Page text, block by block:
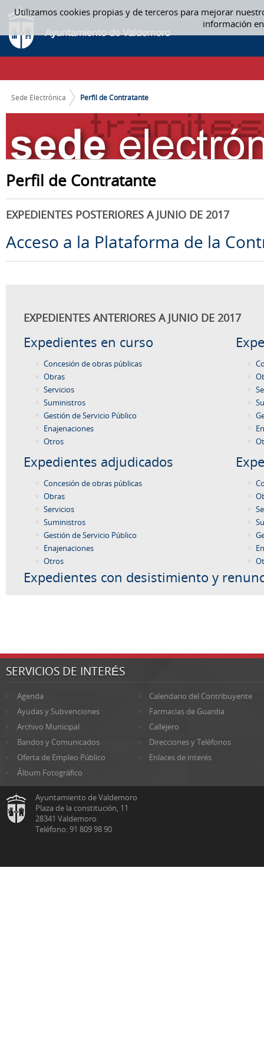
Utilizamos cookies propias y de terceros para mejorar
información
Saltar al contenido
PERFIL DE CONTRATANTE
CAMINO DE MIGAS
Sede Electrónica Perfil de Contratante
Perfil de Contratante
EXPEDIENTES POSTERIORES A JUNIO DE 2017
Acceso a la Plataforma de la
EXPEDIENTES ANTERIORES A JUNIO DE 2017
Expedientes en curso
Concesión de obras públicas
Obras
Servicios
Suministros
Gestión de Servicio Público
Enajenaciones
Otros
Expedientes adjudicados
Concesión de obras públicas
Obras
Servicios
Suministros
Gestión de Servicio Público
Enajenaciones
Otros
Expedientes con desistimiento y
SERVICIOS DE INTERÉS
Agenda
Calendario del Contribuyente
Ayudas y Subvenciones
Farmacias de Guardia
Archivo Municipal
Callejero
Bandos y Comunicados
Direcciones y Teléfonos
Oferta de Empleo Público
Enlaces de interés
Álbum Fotográfico
Ayuntamiento de Valdemoro
Plaza de la constitución, 11
28341 Valdemoro
Teléfono: 91 809 98 90